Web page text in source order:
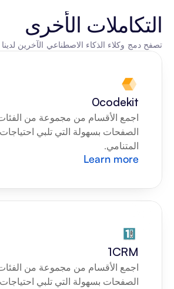
التكاملات الأخرى
تصفح دمج وكلاء الذكاء الاصطناعي الآخرين لدينا
0codekit
المتنامي.
Learn more
1CRM